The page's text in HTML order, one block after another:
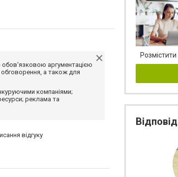
обов'язковою аргументацією
обговорення, а також для
компаніями;
реклама та
відгуку